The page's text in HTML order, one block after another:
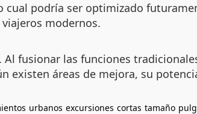
cual podría ser optimizado
modernos.
fusionar las funciones
existen áreas de mejora, su
urbanos excursiones cortas tamaño